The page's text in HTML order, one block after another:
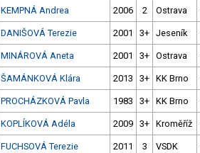
KEMPNÁ Andrea 2006 2 Ostrava
DANIŠOVÁ Terezie 2001 3+ Jeseník
MINÁROVÁ Aneta 2001 3+ Ostrava
ŠAMÁNKOVÁ Klára 2013 3+ KK Brno
PROCHÁZKOVÁ Pavla 1983 3+ KK Brno
KOPLÍKOVÁ Adéla 2009 3+ Kroměříž
FUCHSOVÁ Terezie 2011 3 VSDK